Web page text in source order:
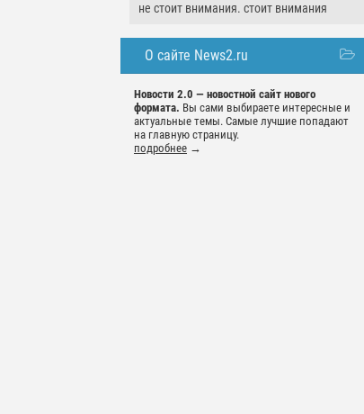
не стоит внимания. стоит внимания
О сайте News2.ru
Новости 2.0 — новостной сайт нового
формата. Вы сами выбираете интересные и
актуальные темы. Самые лучшие попадают
на главную страницу.
подробнее →